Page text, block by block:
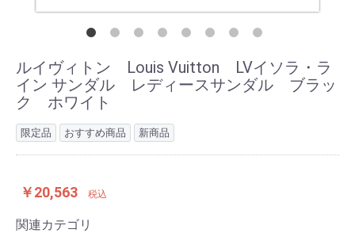
ルイヴィトン Louis Vuitton LVイソラ・ラ
イン サンダル レディースサンダル ブラッ
ク ホワイト
限定品 おすすめ商品 新商品
￥20,563 税込
関連カテゴリ